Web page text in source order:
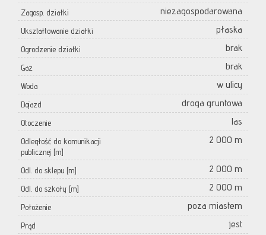
Zagosp. działki niezagospodarowana
Ukształtowanie działki płaska
Ogrodzenie działki brak
Gaz brak
Woda w ulicy
Dojazd droga gruntowa
Otoczenie las
Odległość do komunikacji
publicznej [m]
2 000 m
Odl. do sklepu [m] 2 000 m
Odl. do szkoły [m] 2 000 m
Położenie poza miastem
Prąd jest